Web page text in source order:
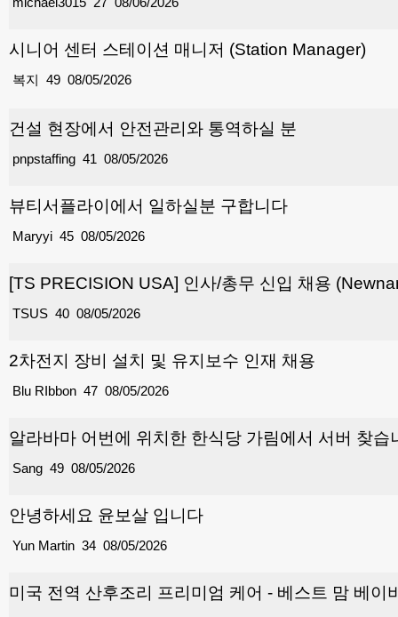
시니어 센터 스테이션 매니저 (Station Manager)
49
복지 08/05/2026
건설 현장에서 안전관리와 통역하실 분
41
pnpstaffing 08/05/2026
뷰티서플라이에서 일하실분 구합니다
45
Maryyi 08/05/2026
[TS PRECISION USA] 인사/총무 신입 채용
40
TSUS 08/05/2026
2차전지 장비 설치 및 유지보수 인재 채용
47
Blu RIbbon 08/05/2026
알라바마 어번에 위치한 한식당 가림에서 서버 찾습
49
Sang 08/05/2026
안녕하세요 윤보살 입니다
34
Yun Martin 08/05/2026
미국 전역 산후조리 프리미엄 케어 - 베스트 맘 베이